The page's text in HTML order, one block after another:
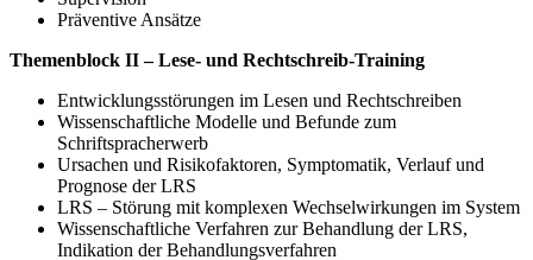
Präventive Ansätze
Themenblock II – Lese- und Rechtschreib-Training
Entwicklungsstörungen im Lesen und Rechtschreiben
Wissenschaftliche Modelle und Befunde zum
Schriftspracherwerb
Ursachen und Risikofaktoren, Symptomatik, Verlauf und
Prognose der LRS
LRS – Störung mit komplexen Wechselwirkungen im System
Wissenschaftliche Verfahren zur Behandlung der LRS,
Indikation der Behandlungsverfahren